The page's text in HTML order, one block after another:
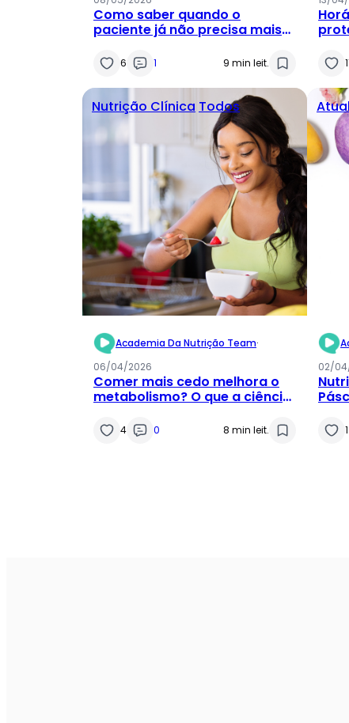
Como saber quando o
paciente já não precisa mais
papel na construção da
autonomia
6 1 9 min leit.
Nutrição Clínica Todos
Academia Da Nutrição Team·
06/04/2026
Comer mais cedo melhora o
metabolismo? O que a ciência
4 0 8 min leit.
02/
1